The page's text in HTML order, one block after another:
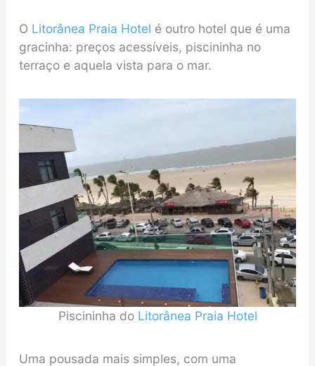
O Litorânea Praia Hotel é outro hotel que é uma
gracinha: preços acessíveis, piscininha no
terraço e aquela vista para o mar.
Piscininha do Litorânea Praia Hotel
Uma pousada mais simples, com uma